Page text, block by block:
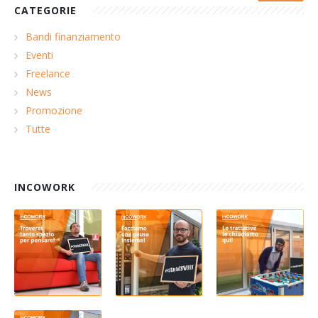
CATEGORIE
Bandi finanziamento
Eventi
Freelance
News
Promozione
Tutte
INCOWORK